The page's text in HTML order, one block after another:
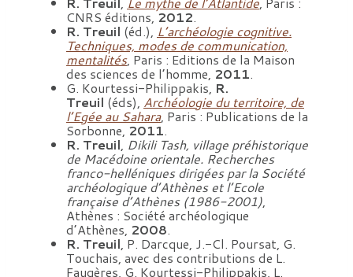
CNRS éditions,2012.
R. Treuil (éd.), L’archéologie cognitive.
Techniques, modes de communication,
mentalités, Paris : Editions de la Maison
des sciences de l’homme, 2011.
G. Kourtessi-Philippakis, R.
Treuil (éds), Archéologie du territoire, de
l’Egée au Sahara, Paris : Publications de la
Sorbonne, 2011.
R. Treuil, Dikili Tash, village préhistorique
de Macédoine orientale. Recherches
franco-helléniques dirigées par la Société
archéologique d’Athènes et l’Ecole
française d’Athènes (1986-2001),
Athènes : Société archéologique
d’Athènes, 2008.
R. Treuil, P. Darcque, J.-Cl. Poursat, G.
Touchais, avec des contributions de L.
Faugères, G. Kourtessi-Philippakis, L.